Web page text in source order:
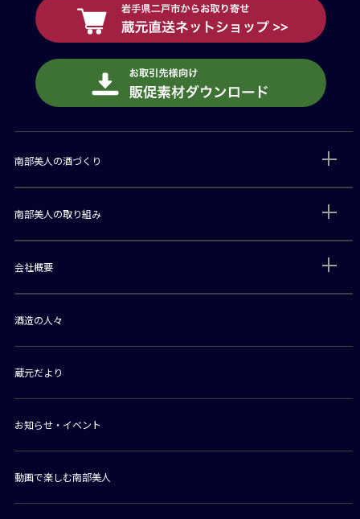
南部美人の酒づくり
南部美人の取り組み
会社概要
酒造の人々
蔵元だより
お知らせ・イベント
動画で楽しむ南部美人